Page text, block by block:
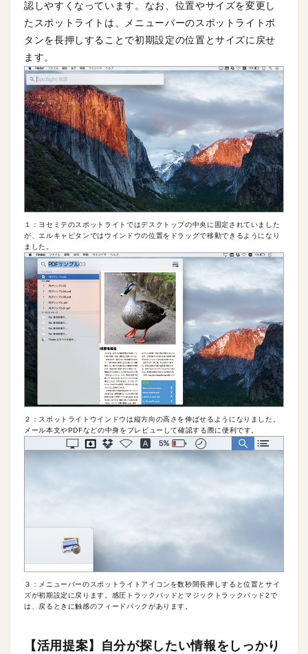
認しやすくなっています。なお、位置やサイズを変更し
たスポットライトは、メニューバーのスポットライトボ
タンを長押しすることで初期設定の位置とサイズに戻せ
ます。
１：ヨセミテのスポットライトではデスクトップの中央に固定されていました
が、エルキャピタンではウインドウの位置をドラッグで移動できるようになり
ました。
２：スポットライトウインドウは縦方向の高さを伸ばせるようになりました。
メール本文やPDFなどの中身をプレビューして確認する際に便利です。
３：メニューバーのスポットライトアイコンを数秒間長押しすると位置とサイ
ズが初期設定に戻ります。感圧トラックパッドとマジックトラックパッド2で
は、戻るときに触感のフィードバックがあります。
【活用提案】自分が探したい情報をしっかり